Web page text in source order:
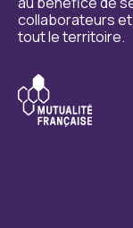
collaborateurs et
tout le territoire.